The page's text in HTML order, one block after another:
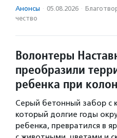
Анонсы · 05.08.2026 ·
чест­во
Волонтеры
преобразили
ребенка при
Серый бетонный забор с
который долгие годы
ребенка, превратился в